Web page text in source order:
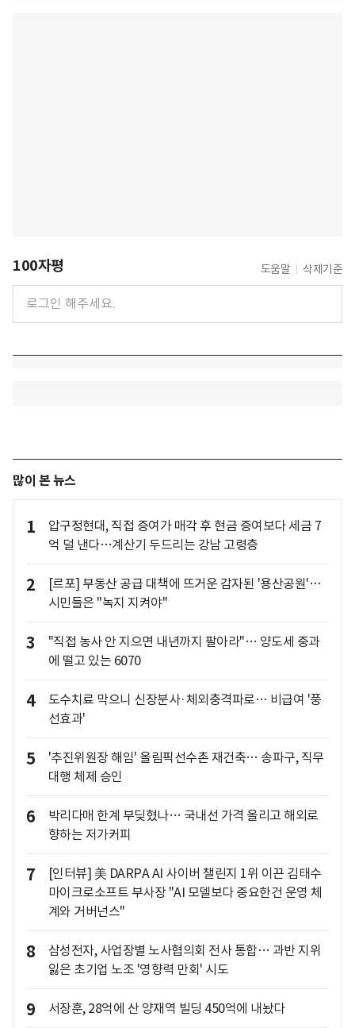
100자평 도움말 삭제기준
많이 본 뉴스
1
압구정현대, 직접 증여가 매각 후 현금 증여보다 세금 7
억 덜 낸다…계산기 두드리는 강남 고령층
2
[르포] 부동산 공급 대책에 뜨거운 감자된 '용산공원'…
시민들은 "녹지 지켜야"
3
"직접 농사 안 지으면 내년까지 팔아라"… 양도세 중과
에 떨고 있는 6070
4
도수치료 막으니 신장분사·체외충격파로… 비급여 '풍
선효과'
5
'추진위원장 해임' 올림픽선수촌 재건축… 송파구, 직무
대행 체제 승인
6
박리다매 한계 부딪혔나… 국내선 가격 올리고 해외로
향하는 저가커피
7
[인터뷰] 美 DARPA AI 사이버 챌린지 1위 이끈 김태수
마이크로소프트 부사장 "AI 모델보다 중요한건 운영 체
계와 거버넌스"
8
삼성전자, 사업장별 노사협의회 전사 통합… 과반 지위
잃은 초기업 노조 '영향력 만회' 시도
9 서장훈, 28억에 산 양재역 빌딩 450억에 내놨다